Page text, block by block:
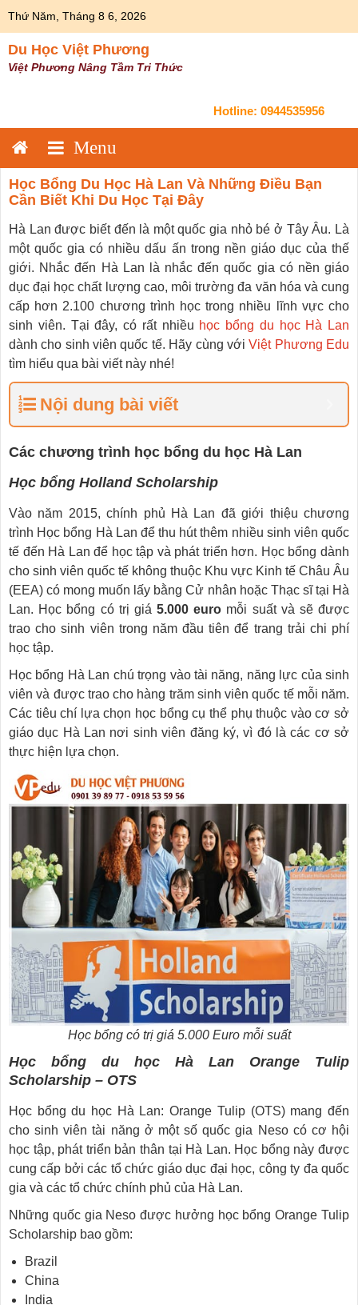
Thứ Năm, Tháng 8 6, 2026
Du Học Việt Phương
Việt Phương Nâng Tầm Tri Thức
Hotline: 0944535956
Học Bổng Du Học Hà Lan Và Những Điều Bạn
Cần Biết Khi Du Học Tại Đây
Hà Lan được biết đến là một quốc gia nhỏ bé ở Tây Âu. Là
một quốc gia có nhiều dấu ấn trong nền giáo dục của thế
giới. Nhắc đến Hà Lan là nhắc đến quốc gia có nền giáo
dục đại học chất lượng cao, môi trường đa văn hóa và cung
cấp hơn 2.100 chương trình học trong nhiều lĩnh vực cho
sinh viên. Tại đây, có rất nhiều học bổng du học Hà Lan
dành cho sinh viên quốc tế. Hãy cùng vớiViệt Phương Edu
tìm hiểu qua bài viết này nhé!
Nội dung bài viết
Các chương trình học bổng du học Hà Lan
Học bổng Holland Scholarship
Vào năm 2015, chính phủ Hà Lan đã giới thiệu chương
trình Học bổng Hà Lan để thu hút thêm nhiều sinh viên quốc
tế đến Hà Lan để học tập và phát triển hơn. Học bổng dành
cho sinh viên quốc tế không thuộc Khu vực Kinh tế Châu Âu
(EEA) có mong muốn lấy bằng Cử nhân hoặc Thạc sĩ tại Hà
Lan. Học bổng có trị giá 5.000 euro mỗi suất và sẽ được
trao cho sinh viên trong năm đầu tiên để trang trải chi phí
học tập.
Học bổng Hà Lan chú trọng vào tài năng, năng lực của sinh
viên và được trao cho hàng trăm sinh viên quốc tế mỗi năm.
Các tiêu chí lựa chọn học bổng cụ thể phụ thuộc vào cơ sở
giáo dục Hà Lan nơi sinh viên đăng ký, vì đó là các cơ sở
thực hiện lựa chọn.
Học bổng có trị giá 5.000 Euro mỗi suất
Học bổng du học Hà Lan Orange Tulip
Scholarship – OTS
Học bổng du học Hà Lan: Orange Tulip (OTS) mang đến
cho sinh viên tài năng ở một số quốc gia Neso có cơ hội
học tập, phát triển bản thân tại Hà Lan. Học bổng này được
cung cấp bởi các tổ chức giáo dục đại học, công ty đa quốc
gia và các tổ chức chính phủ của Hà Lan.
Những quốc gia Neso được hưởng học bổng Orange Tulip
Scholarship bao gồm:
Brazil
China
India